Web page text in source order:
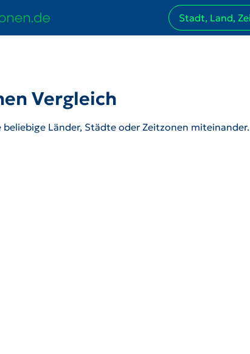
Vergleich
beliebige Länder, Städte oder Zeitzonen miteinander.